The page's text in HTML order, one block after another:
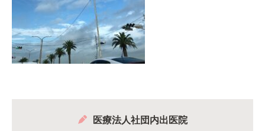
医療法人社団内出医院